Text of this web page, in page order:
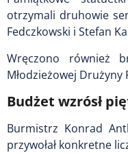
otrzymali druhowie
Fedczkowski i Stefan
Wręczono również
Młodzieżowej Drużyny
Budżet wzrósł
Burmistrz Konrad
przywołał konkretne